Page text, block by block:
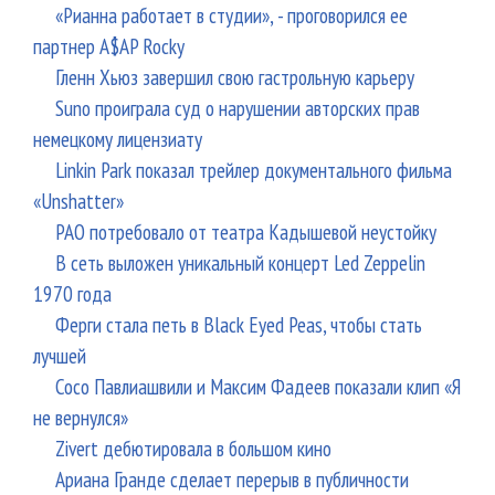
«Рианна работает в студии», - проговорился ее
партнер A$AP Rocky
Гленн Хьюз завершил свою гастрольную карьеру
Suno проиграла суд о нарушении авторских прав
немецкому лицензиату
Linkin Park показал трейлер документального фильма
«Unshatter»
РАО потребовало от театра Кадышевой неустойку
В сеть выложен уникальный концерт Led Zeppelin
1970 года
Ферги стала петь в Black Eyed Peas, чтобы стать
лучшей
Сосо Павлиашвили и Максим Фадеев показали клип «Я
не вернулся»
Zivert дебютировала в большом кино
Ариана Гранде сделает перерыв в публичности